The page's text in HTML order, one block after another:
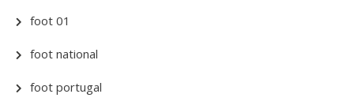
foot 01
foot national
foot portugal